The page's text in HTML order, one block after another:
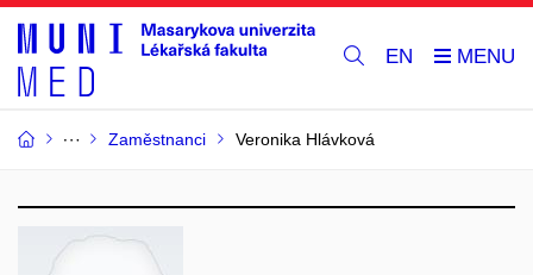
EN
Zaměstnanci Veronika Hlávková